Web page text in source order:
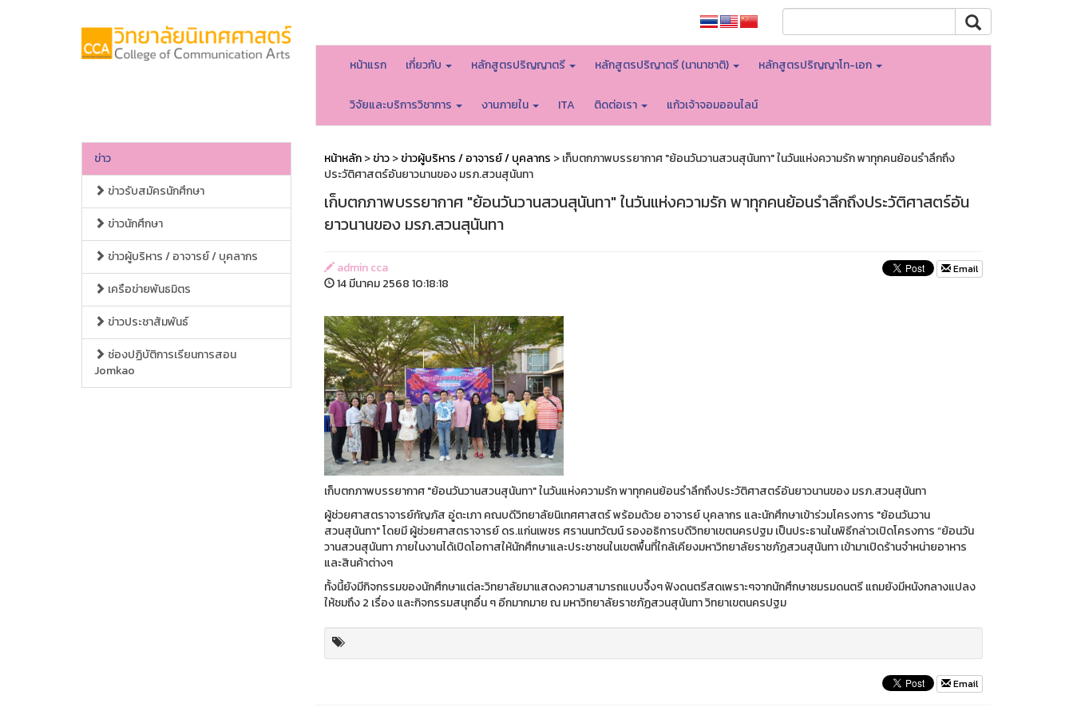
หน้าแรก เกี่ยวกับ หลักสูตรปริญญาตรี หลักสูตรปริญาตรี (นานาชาติ) หลักสูตรปริญญาโท-เอก
วิจัยและบริการวิชาการ งานภายใน ITA ติดต่อเรา แก้วเจ้าจอมออนไลน์
ข่าว
ข่าวรับสมัครนักศึกษา
ข่าวนักศึกษา
ข่าวผู้บริหาร / อาจารย์ / บุคลากร
เครือข่ายพันธมิตร
ข่าวประชาสัมพันธ์
ช่องปฏิบัติการเรียนการสอน
Jomkao
หน้าหลัก>ข่าว>ข่าวผู้บริหาร / อาจารย์ / บุคลากร > เก็บตกภาพบรรยากาศ "ย้อนวันวานสวนสุนันทา" ในวันแห่งความรัก พาทุกคนย้อนรำลึกถึง
ประวัติศาสตร์อันยาวนานของ มรภ.สวนสุนันทา
เก็บตกภาพบรรยากาศ "ย้อนวันวานสวนสุนันทา" ในวันแห่งความรัก พาทุกคนย้อนรำลึกถึงประวัติศาสตร์อัน
ยาวนานของ มรภ.สวนสุนันทา
admin cca
14 มีนาคม 2568 10:18:18
Email
เก็บตกภาพบรรยากาศ "ย้อนวันวานสวนสุนันทา" ในวันแห่งความรัก พาทุกคนย้อนรำลึกถึงประวัติศาสตร์อันยาวนานของ มรภ.สวนสุนันทา
ผู้ช่วยศาสตราจารย์กัญภัส อู่ตะเภา คณบดีวิทยาลัยนิเทศศาสตร์ พร้อมด้วย อาจารย์ บุคลากร และนักศึกษาเข้าร่วมโครงการ "ย้อนวันวาน
สวนสุนันทา" โดยมี ผู้ช่วยศาสตราจารย์ ดร.แก่นเพชร ศรานนทวัฒน์ รองอธิการบดีวิทยาเขตนครปฐม เป็นประธานในพิธีกล่าวเปิดโครงการ “ย้อนวัน
วานสวนสุนันทา ภายในงานได้เปิดโอกาสให้นักศึกษาและประชาชนในเขตพื้นที่ใกล้เคียงมหาวิทยาลัยราชภัฏสวนสุนันทา เข้ามาเปิดร้านจำหน่ายอาหาร
และสินค้าต่างๆ
ทั้งนี้ยังมีกิจกรรมของนักศึกษาแต่ละวิทยาลัยมาแสดงความสามารถแบบจึ้งๆ ฟังดนตรีสดเพราะๆจากนักศึกษาชมรมดนตรี แถมยังมีหนังกลางแปลง
ให้ชมถึง 2 เรื่อง และกิจกรรมสนุกอื่น ๆ อีกมากมาย ณ มหาวิทยาลัยราชภัฏสวนสุนันทา วิทยาเขตนครปฐม
Email